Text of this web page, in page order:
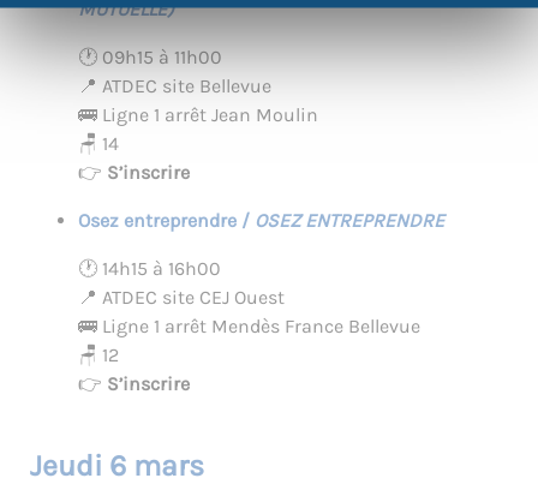
MUTUELLE)
🕐 09h15 à 11h00
📍 ATDEC site Bellevue
🚌 Ligne 1 arrêt Jean Moulin
🪑 14
👉 S’inscrire
Osez entreprendre / OSEZ ENTREPRENDRE
🕐 14h15 à 16h00
📍 ATDEC site CEJ Ouest
🚌 Ligne 1 arrêt Mendès France Bellevue
🪑 12
👉 S’inscrire
Jeudi 6 mars